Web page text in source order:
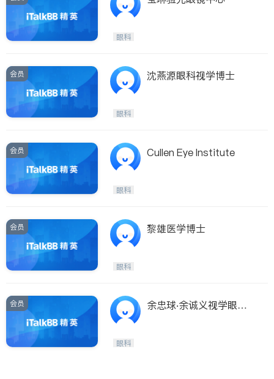
眼科
会员 沈燕源眼科视学博士
眼科
会员 Cullen Eye Institute
眼科
会员 黎雄医学博士
眼科
会员
余忠球‧余诚义视学眼科
眼科